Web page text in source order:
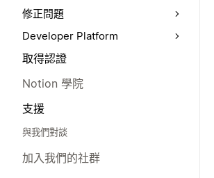
修正問題
Developer Platform
取得認證
Notion 學院
支援
與我們對談
加入我們的社群